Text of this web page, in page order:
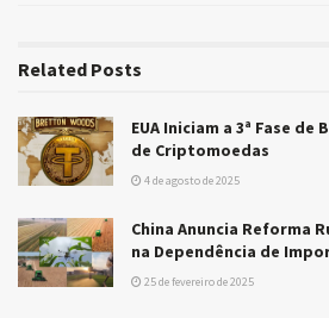
Related Posts
EUA Iniciam a 3ª Fase
de Criptomoedas
4 de agosto de 2025
China Anuncia Reforma
na Dependência de
25 de fevereiro de 2025